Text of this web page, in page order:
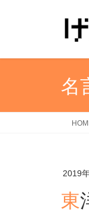
名
2019
東洋の女性は、地位の高い者はおもちゃ、地位の低